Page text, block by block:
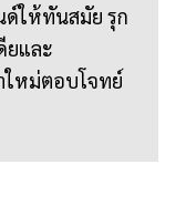
ให้ทันสมัย รุก
ยและ
หม่ตอบโจทย์